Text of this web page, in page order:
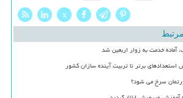
x
استعدادهای برتر تا تربیت آینده سازان کشور
سرخ می شود؟